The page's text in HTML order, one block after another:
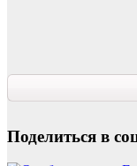
Поделиться в